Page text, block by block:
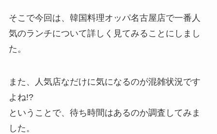
そこで今回は、韓国料理オッパ名古屋店で一番人
気のランチについて詳しく見てみることにしまし
た。
また、人気店なだけに気になるのが混雑状況です
よね!?
ということで、待ち時間はあるのか調査してみま
した。